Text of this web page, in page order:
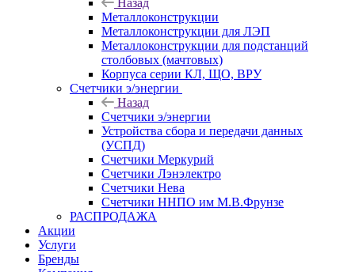
Назад
Металлоконструкции
Металлоконструкции для ЛЭП
Металлоконструкции для подстанций
столбовых (мачтовых)
Корпуса серии КЛ, ЩО, ВРУ
Счетчики э/энергии
Назад
Счетчики э/энергии
Устройства сбора и передачи данных
(УСПД)
Счетчики Меркурий
Счетчики Лэнэлектро
Счетчики Нева
Счетчики ННПО им М.В.Фрунзе
РАСПРОДАЖА
Акции
Услуги
Бренды